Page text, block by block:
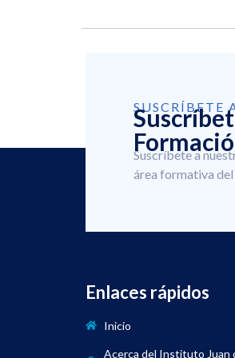
SUSCRÍBETE
Suscríbete a
área formativa
Enlaces rápidos
Inicio
Acerca del Instituto Juan